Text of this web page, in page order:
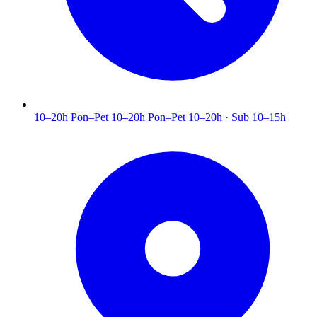
10–20h Pon–Pet 10–20h Pon–Pet 10–20h · Sub 10–15h